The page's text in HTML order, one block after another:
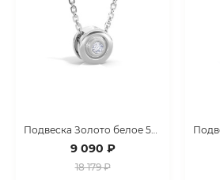
Подвеска Золото белое 50551
9 090 ₽
18 179 ₽